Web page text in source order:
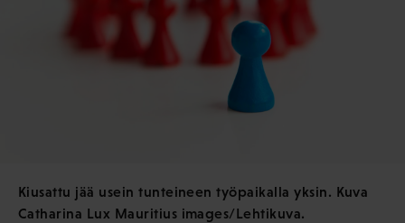
Kiusattu jää usein tunteineen työpaikalla yksin. Kuva
Catharina Lux Mauritius images/Lehtikuva.